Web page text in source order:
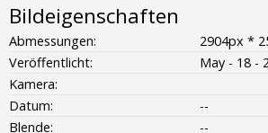
Bildeigenschaften
Abmessungen:
2904px *
Veröffentlicht:
May - 18 -
Kamera:
Datum:
--
Blende:
--